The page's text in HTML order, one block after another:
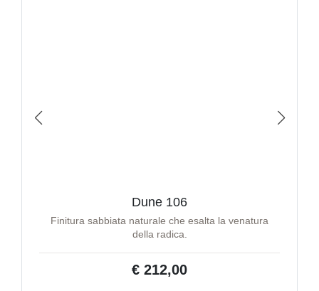
Dune 106
Finitura sabbiata naturale che esalta la venatura
della radica.
€ 212,00